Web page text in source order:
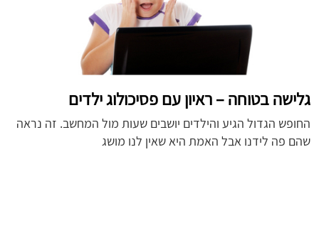
גלישה בטוחה – ראיון עם פסיכולוג ילדים
החופש הגדול הגיע והילדים יושבים שעות מול המחשב. זה נראה
שהם פה לידנו אבל האמת היא שאין לנו מושג